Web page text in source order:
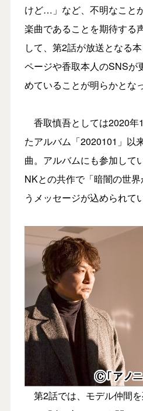
けど…」など、不明なこと
楽曲であることを期待する
して、第2話が放送となる
ページや香取本人のSNSが
めていることが明らかとなっ
香取慎吾としては2020年
たアルバム「2020101」以
曲。アルバムにも参加して
NKとの共作で「暗闇の世
うメッセージが込められて
第2話では、モデル仲間